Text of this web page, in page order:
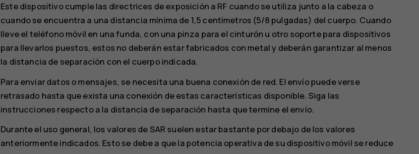
Este dispositivo cumple las directrices de exposición a RF cuando se utiliza junto a la cabeza o
cuando se encuentra a una distancia mínima de 1,5 centímetros (5/8 pulgadas) del cuerpo. Cuando
lleve el teléfono móvil en una funda, con una pinza para el cinturón u otro soporte para dispositivos
para llevarlos puestos, estos no deberán estar fabricados con metal y deberán garantizar al menos
la distancia de separación con el cuerpo indicada.
Para enviar datos o mensajes, se necesita una buena conexión de red. El envío puede verse
retrasado hasta que exista una conexión de estas características disponible. Siga las
instrucciones respecto a la distancia de separación hasta que termine el envío.
Durante el uso general, los valores de SAR suelen estar bastante por debajo de los valores
anteriormente indicados. Esto se debe a que la potencia operativa de su dispositivo móvil se reduce